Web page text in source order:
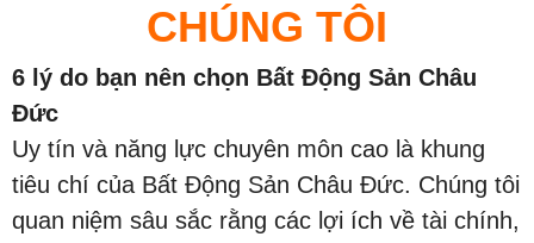
CHÚNG TÔI
6 lý do bạn nên chọn Bất Động Sản Châu
Đức
Uy tín và năng lực chuyên môn cao là khung
tiêu chí của Bất Động Sản Châu Đức. Chúng tôi
quan niệm sâu sắc rằng các lợi ích về tài chính,